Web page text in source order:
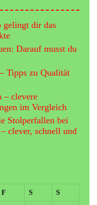
gelingt dir das
Darauf musst du
Tipps zu Qualität
– clevere
im Vergleich
Stolperfallen bei
clever, schnell und
F S S